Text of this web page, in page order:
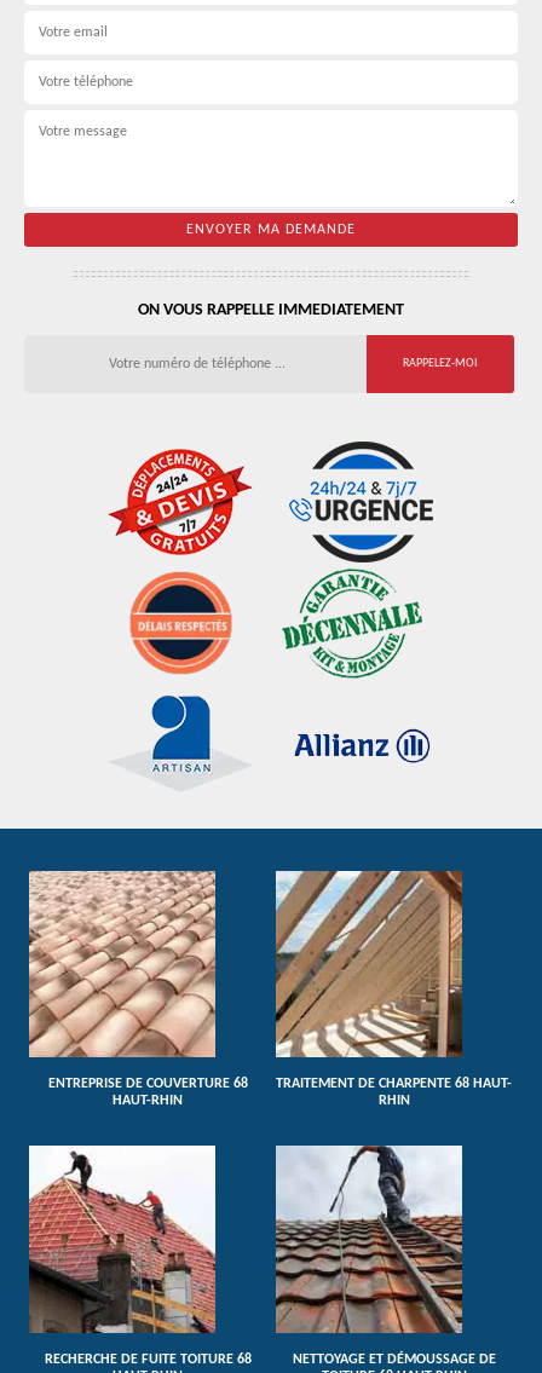
ON VOUS RAPPELLE IMMEDIATEMENT
ENTREPRISE DE COUVERTURE 68
HAUT-RHIN
TRAITEMENT DE CHARPENTE 68 HAUT-
RHIN
RECHERCHE DE FUITE TOITURE 68
NETTOYAGE ET DÉMOUSSAGE DE